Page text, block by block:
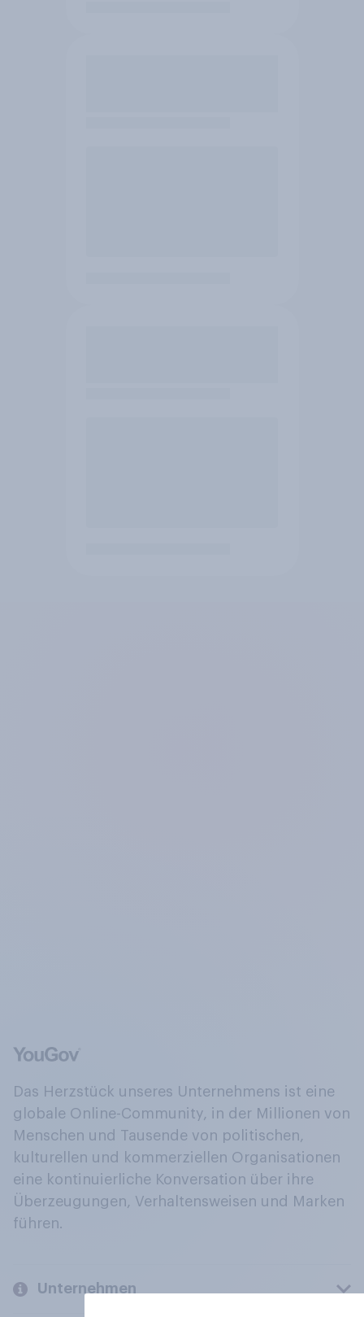
Das Herzstück unseres Unternehmens ist eine
globale Online-Community, in der Millionen von
Menschen und Tausende von politischen,
kulturellen und kommerziellen Organisationen
eine kontinuierliche Konversation über ihre
Überzeugungen, Verhaltensweisen und Marken
führen.
Unternehmen